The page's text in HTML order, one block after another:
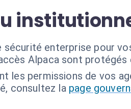
enterprise pour
Alpaca sont
les permissions de vos
consultez la page